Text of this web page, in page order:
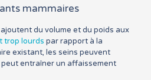
mammaires
du volume et du poids aux
trop lourds par rapport à la
existant, les seins peuvent
entraîner un affaissement